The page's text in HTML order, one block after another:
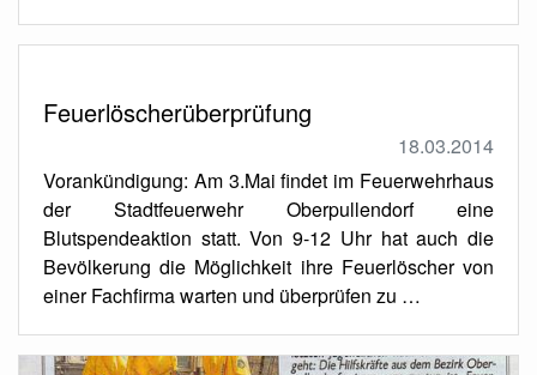
Feuerlöscherüberprüfung
18.03.2014
Vorankündigung: Am 3.Mai findet im Feuerwehrhaus
der Stadtfeuerwehr Oberpullendorf eine
Blutspendeaktion statt. Von 9-12 Uhr hat auch die
Bevölkerung die Möglichkeit ihre Feuerlöscher von
einer Fachfirma warten und überprüfen zu …